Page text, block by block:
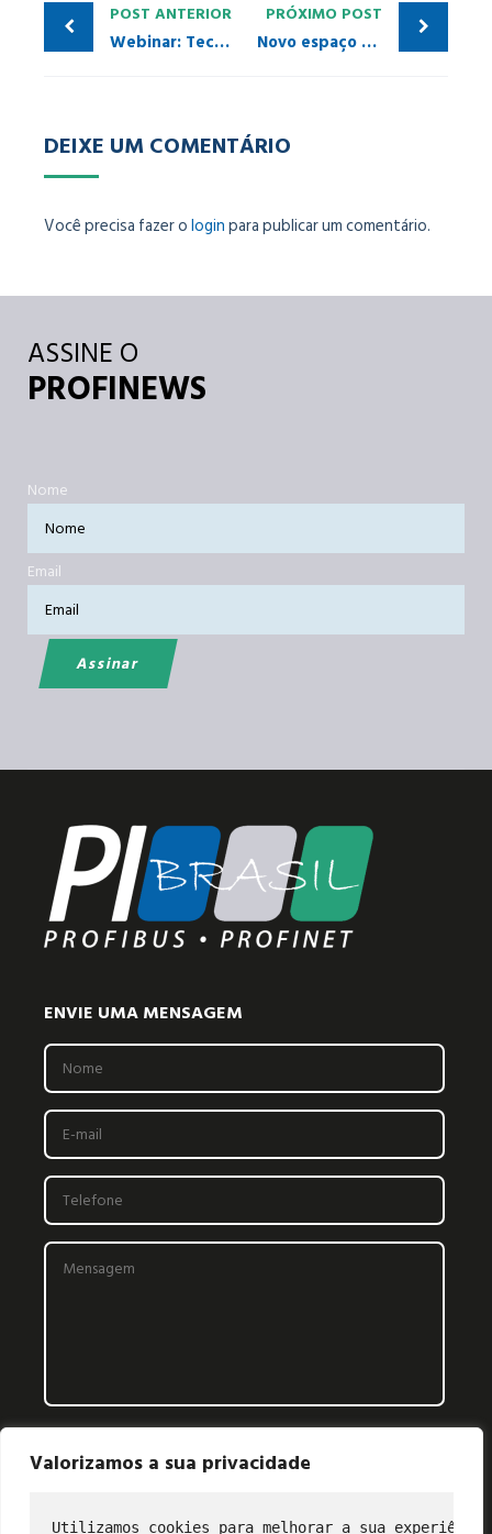
Valorizamos a sua privacidade
Utilizamos cookies para melhorar a sua experiência
POST ANTERIOR
Webinar: Tecnologia PROFIBUS e dicas de instalação e análise de rede
PRÓXIMO POST
Novo espaço virtual de encontro para entusiastas da tecnologia PROFINET
DEIXE UM COMENTÁRIO
Você precisa fazer ologinpara publicar um comentário.
ASSINE O
PROFINEWS
Nome
Email
ENVIE UMA MENSAGEM